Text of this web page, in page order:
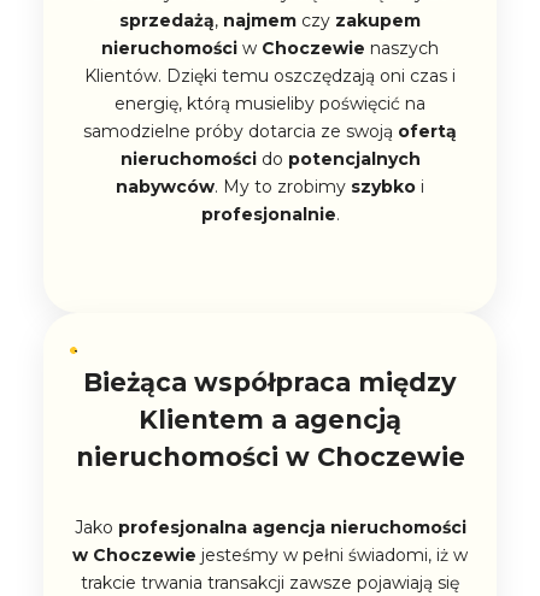
sprzedażą, najmem czy zakupem
nieruchomości w Choczewie naszych
Klientów. Dzięki temu oszczędzają oni czas i
energię, którą musieliby poświęcić na
samodzielne próby dotarcia ze swoją ofertą
nieruchomoścido potencjalnych
nabywców. My to zrobimy szybko i
profesjonalnie.
Bieżąca współpraca między
Klientem a agencją
nieruchomości w Choczewie
Jako profesjonalna agencja nieruchomości
w Choczewie jesteśmy w pełni świadomi, iż w
trakcie trwania transakcji zawsze pojawiają się